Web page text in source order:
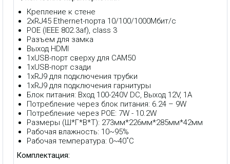
Крепление к стене
2хRJ45 Ethernet-порта 10/100/1000Мбит/с
POE (IEEE 802.3af), class 3
Разъем для замка
Выход HDMI
1xUSB-порт сверху для CAM50
1xUSB-порт сзади
1хRJ9 для подключения трубки
1хRJ9 для подключения гарнитуры
Блок питания: Вход 100-240V DC, Выход 12V, 1А
Потребление через блок питания: 6.24 – 9W
Потребление через POE: 7W - 10.2W
Размеры (Ш*Г*В*Т): 273мм*226мм*285мм*42мм
Рабочая влажность: 10~95%
Рабочая температура: 0~40˚C
Комплектация: